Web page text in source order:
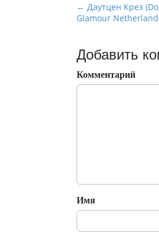
P
o
t
n
a
n
← Даутцен Крез
Glamour
Добавить
Комментарий
Имя